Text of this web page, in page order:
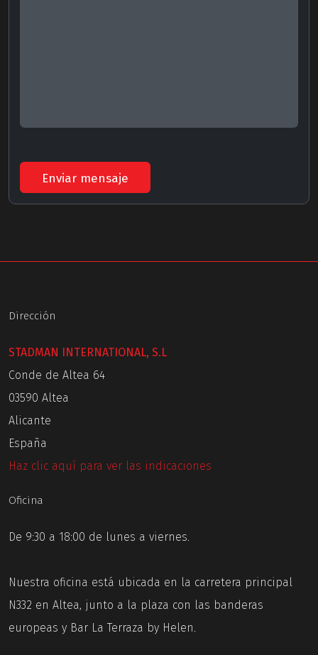
Enviar mensaje
Dirección
STADMAN INTERNATIONAL, S.L
Conde de Altea 64
03590 Altea
Alicante
España
Haz clic aquí para ver las indicaciones
Oficina
De 9:30 a 18:00 de lunes a viernes.
Nuestra oficina está ubicada en la carretera principal
N332 en Altea, junto a la plaza con las banderas
europeas y Bar La Terraza by Helen.